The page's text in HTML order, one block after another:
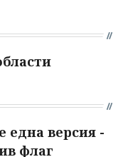
една версия -
флаг